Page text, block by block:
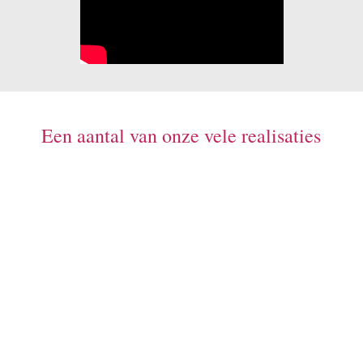
Een aantal van onze vele realisaties